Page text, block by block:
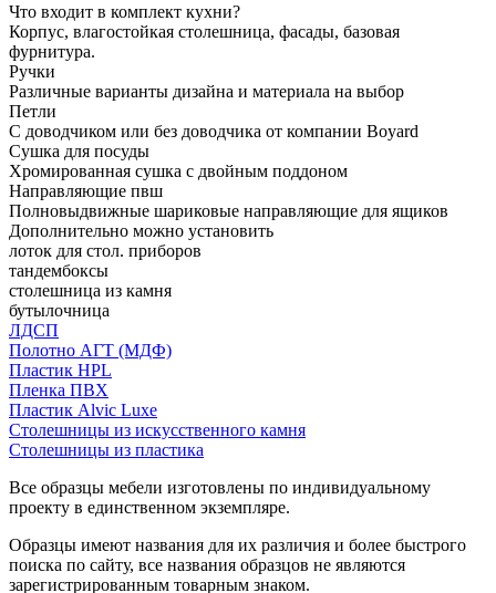
Что входит в комплект кухни?
Корпус, влагостойкая столешница, фасады, базовая
фурнитура.
Ручки
Различные варианты дизайна и материала на выбор
Петли
С доводчиком или без доводчика от компании Boyard
Сушка для посуды
Хромированная сушка с двойным поддоном
Направляющие пвш
Полновыдвижные шариковые направляющие для ящиков
Дополнительно можно установить
лоток для стол. приборов
тандембоксы
столешница из камня
бутылочница
ЛДСП
Полотно АГТ (МДФ)
Пластик HPL
Пленка ПВХ
Пластик Alvic Luxe
Столешницы из искусственного камня
Столешницы из пластика
Все образцы мебели изготовлены по индивидуальному
проекту в единственном экземпляре.
Образцы имеют названия для их различия и более быстрого
поиска по сайту, все названия образцов не являются
зарегистрированным товарным знаком.